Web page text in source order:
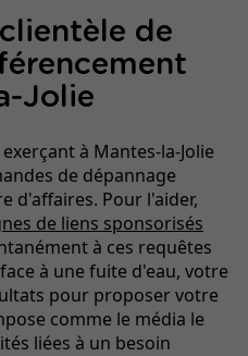
de
Jolie
à Mantes-la-Jolie
de dépannage
d'affaires. Pour l'aider,
de liens sponsorisés
à ces requêtes
à une fuite d'eau, votre
pour proposer votre
comme le média le
liées à un besoin